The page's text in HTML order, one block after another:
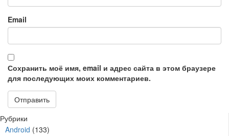
Email
Сохранить моё имя, email и адрес сайта в этом браузере
для последующих моих комментариев.
Рубрики
Android (133)